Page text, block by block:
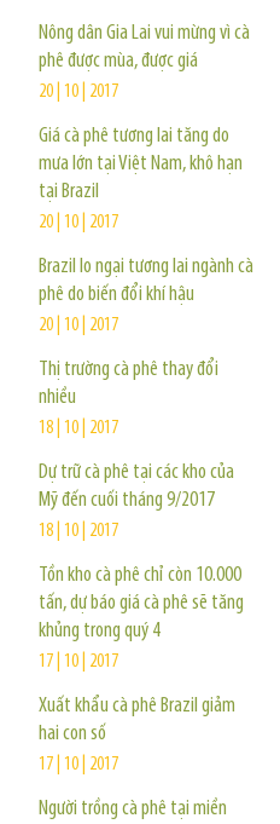
Nông dân Gia Lai vui mừng vì cà
phê được mùa, được giá
20 | 10 | 2017
Giá cà phê tương lai tăng do
mưa lớn tại Việt Nam, khô hạn
tại Brazil
20 | 10 | 2017
Brazil lo ngại tương lai ngành cà
phê do biến đổi khí hậu
20 | 10 | 2017
Thị trường cà phê thay đổi
nhiều
18 | 10 | 2017
Dự trữ cà phê tại các kho của
Mỹ đến cuối tháng 9/2017
18 | 10 | 2017
Tồn kho cà phê chỉ còn 10.000
tấn, dự báo giá cà phê sẽ tăng
khủng trong quý 4
17 | 10 | 2017
Xuất khẩu cà phê Brazil giảm
hai con số
17 | 10 | 2017
Người trồng cà phê tại miền